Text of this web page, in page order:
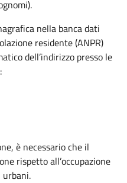
nella banca dati
residente (ANPR)
dell’indirizzo presso le
è necessario che il
rispetto all’occupazione